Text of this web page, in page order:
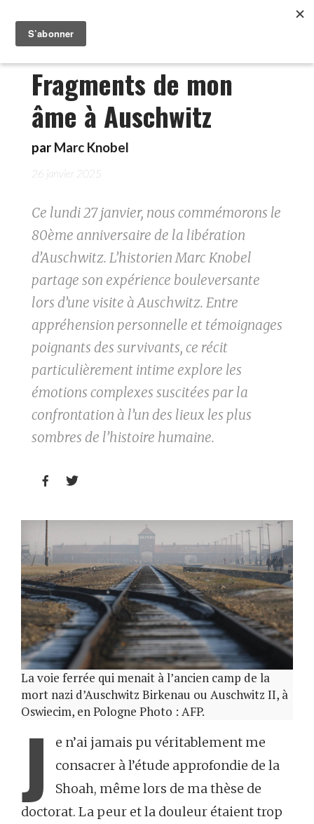
Fragments de mon
âme à Auschwitz
par Marc Knobel
26 janvier 2025
Ce lundi 27 janvier, nous commémorons le
80ème anniversaire de la libération
d’Auschwitz. L’historien Marc Knobel
partage son expérience bouleversante
lors d’une visite à Auschwitz. Entre
appréhension personnelle et témoignages
poignants des survivants, ce récit
particulièrement intime explore les
émotions complexes suscitées par la
confrontation à l’un des lieux les plus
sombres de l’histoire humaine.
 
La voie ferrée qui menait à l’ancien camp de la
mort nazi d’Auschwitz Birkenau ou Auschwitz II, à
Oswiecim, en Pologne Photo : AFP.
J
e n’ai jamais pu véritablement me
consacrer à l’étude approfondie de la
Shoah, même lors de ma thèse de
doctorat. La peur et la douleur étaient trop